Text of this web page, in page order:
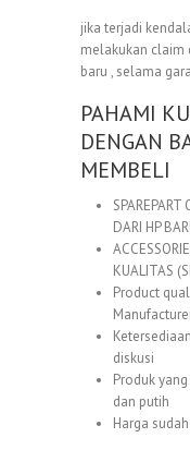
jika terjadi
melakukan claim
baru , selama
PAHAMI
DENGAN
MEMBELI
DARI HP
KUALITAS
Product
diskusi
Produk
dan putih
Harga